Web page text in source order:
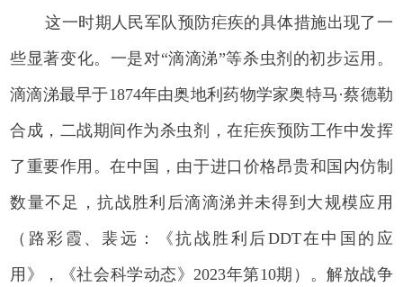
这一时期人民军队预防疟疾的具体措施出现了一
些显著变化。一是对“滴滴涕”等杀虫剂的初步运用。
滴滴涕最早于1874年由奥地利药物学家奥特马·蔡德勒
合成，二战期间作为杀虫剂，在疟疾预防工作中发挥
了重要作用。在中国，由于进口价格昂贵和国内仿制
数量不足，抗战胜利后滴滴涕并未得到大规模应用
（路彩霞、裴远：《抗战胜利后DDT在中国的应
用》，《社会科学动态》2023年第10期）。解放战争